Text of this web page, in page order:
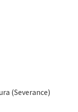
(Severance)